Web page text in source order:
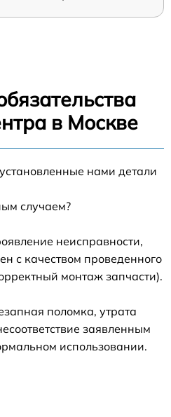
в Москве
нами детали
случаем?
неисправности,
с качеством проведенного
монтаж запчасти).
поломка, утрата
заявленным
использовании.